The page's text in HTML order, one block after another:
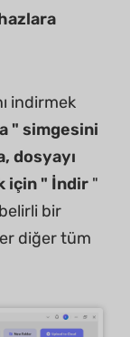
indirmek
" simgesini
dosyayı
için " İndir "
bir
diğer tüm